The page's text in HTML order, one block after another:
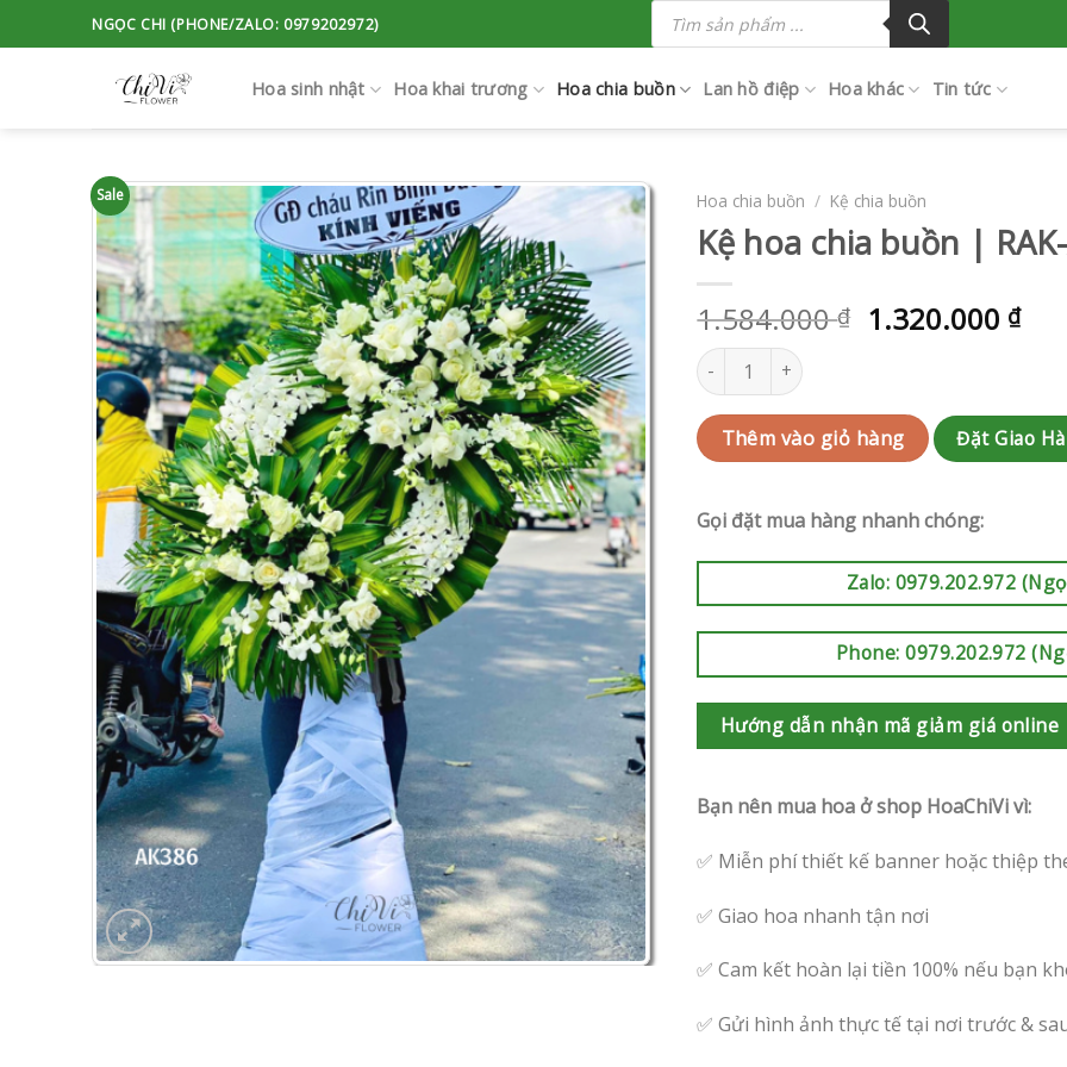
to
NGỌC CHI (PHONE/ZALO: 0979202972)
Tìm
kiếm
phẩm
Hoa sinh nhật Hoa khai trương Hoa chia buồn Lan hồ điệp Hoa khác Tin tức
Sale Hoa chia buồn / Kệ chia buồn
Kệ hoa chia buồn |
1.584.000₫ 1.320.000 ₫
Kệ hoa chia buồn | RAK-AK386 số lượng
Thêm vào giỏ hàng Đặt Giao
Gọi đặt mua hàng nhanh chóng:
Zalo: 0979.202.972
Phone: 0979.202.972
Hướng dẫn nhận mã giảm giá online
Bạn nên mua hoa ở shop HoaChiVi vì:
✅ Miễn phí thiết kế banner hoặc thiệp
✅ Giao hoa nhanh tận nơi
✅ Cam kết hoàn lại tiền 100% nếu bạn
✅ Gửi hình ảnh thực tế tại nơi trước &